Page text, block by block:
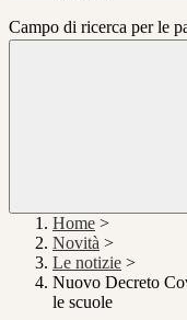
Campo di ricerca per le
Home >
Novità >
Le notizie >
Nuovo Decreto
le scuole